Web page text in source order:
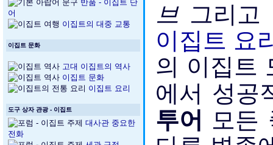
반품 - 이집트 단
어
이집트의 대중 교통
이집트 문화
고대 이집트의 역사
이집트 문화
이집트 요리
도구 상자 관광 - 이집트
대사관 중요한
전화
브 그리
이집트 요
의 이집트
에서 성공
투어 모든